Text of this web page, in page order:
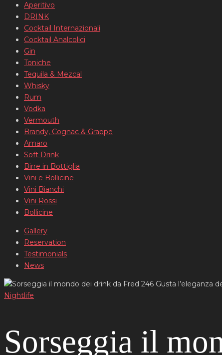
Aperitivo
DRINK
Cocktail Internazionali
Cocktail Analcolici
Gin
Toniche
Tequila & Mezcal
Whisky
Rum
Vodka
Vermouth
Brandy, Cognac & Grappe
Amaro
Soft Drink
Birre in Bottiglia
Vini e Bollicine
Vini Bianchi
Vini Rossi
Bollicine
Gallery
Reservation
Testimonials
News
Nightlife
Sorseggia il